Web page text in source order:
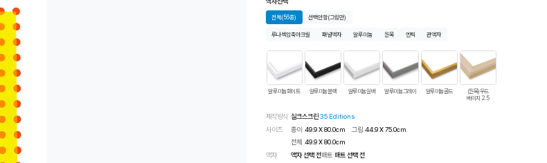
전체(56종) 선택안함(그림만)
루나섹압축아크릴 패널액자 알루미늄 원목 엔틱 관액자
알루미늄화이트 알루미늄블랙 알루미늄실버 알루미늄그레이 알루미늄골드
(원목)우드
베이지 2.5
제작방식 실크스크린35 Editions
사이즈
종이 49.9 X 80.0cm 그림 44.9 X 75.0cm
전체
49.9X80.0cm
액자
액자 선택 전매트 매트 선택 전